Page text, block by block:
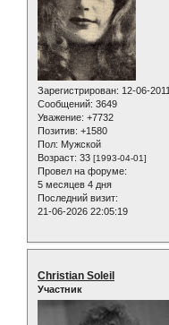
Зарегистрирован: 12-06-2011
Сообщений: 3649
Уважение: +7732
Позитив: +1580
Пол: Мужской
Возраст: 33 [1993-04-01]
Провел на форуме:
5 месяцев 4 дня
Последний визит:
21-06-2026 22:05:19
Christian Soleil
Участник